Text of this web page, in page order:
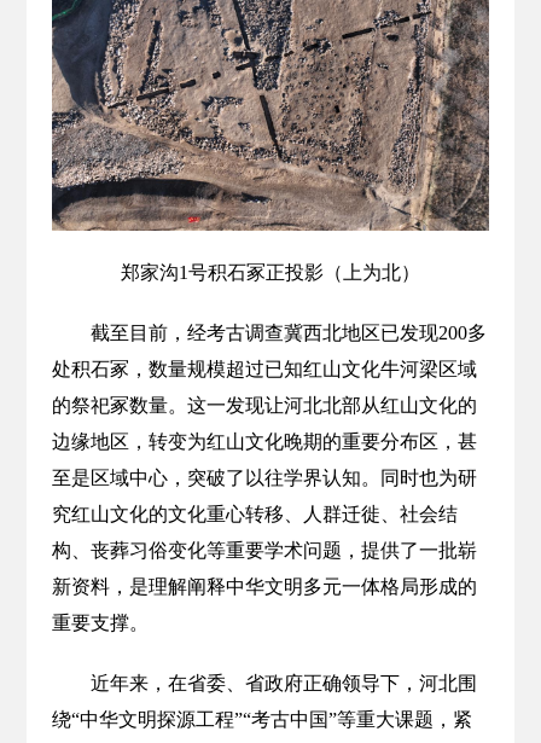
郑家沟1号积石冢正投影（上为北）
截至目前，经考古调查冀西北地区已发现200多
处积石冢，数量规模超过已知红山文化牛河梁区域
的祭祀冢数量。这一发现让河北北部从红山文化的
边缘地区，转变为红山文化晚期的重要分布区，甚
至是区域中心，突破了以往学界认知。同时也为研
究红山文化的文化重心转移、人群迁徙、社会结
构、丧葬习俗变化等重要学术问题，提供了一批崭
新资料，是理解阐释中华文明多元一体格局形成的
重要支撑。
近年来，在省委、省政府正确领导下，河北围
绕“中华文明探源工程”“考古中国”等重大课题，紧